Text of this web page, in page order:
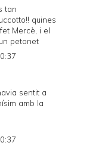
tan
quines
Mercè, i el
petonet
sentit a
amb la